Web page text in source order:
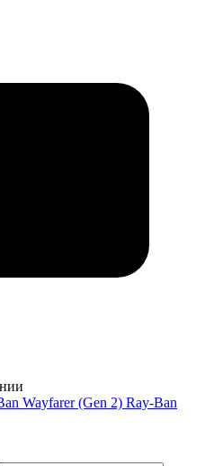
Wayfarer (Gen 2) Ray-Ban